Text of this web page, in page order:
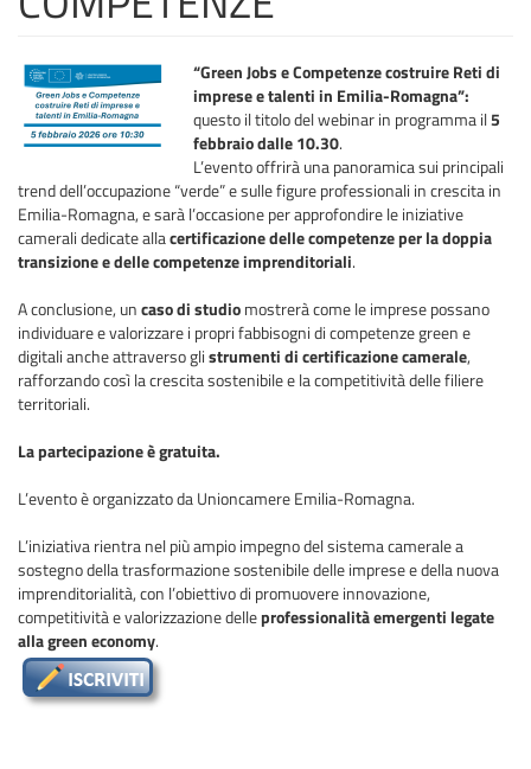
“Green Jobs e Competenze costruire Reti di
imprese e talenti in Emilia-Romagna”:
questo il titolo del webinar in programma il5
febbraio dalle 10.30.
L’evento offrirà una panoramica sui principali
trend dell’occupazione “verde” e sulle figure professionali in crescita in
Emilia-Romagna, e sarà l’occasione per approfondire le iniziative
camerali dedicate allacertificazione delle competenze per la doppia
transizione e delle competenze imprenditoriali.
A conclusione, uncaso di studiomostrerà come le imprese possano
individuare e valorizzare i propri fabbisogni di competenze green e
digitali anche attraverso glistrumenti di certificazione camerale,
rafforzando così la crescita sostenibile e la competitività delle filiere
territoriali.
La partecipazione è gratuita.
L’evento è organizzato da Unioncamere Emilia-Romagna.
L’iniziativa rientra nel più ampio impegno del sistema camerale a
sostegno della trasformazione sostenibile delle imprese e della nuova
imprenditorialità, con l’obiettivo di promuovere innovazione,
competitività e valorizzazione delleprofessionalità emergenti legate
alla green economy.